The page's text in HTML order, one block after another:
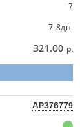
7
7-8дн.
321.00 р.
AP376779